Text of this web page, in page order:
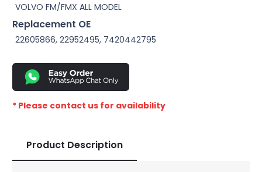
VOLVO FM/FMX ALL MODEL
Replacement OE
22605866, 22952495, 7420442795
* Please contact us for availability
Product Description